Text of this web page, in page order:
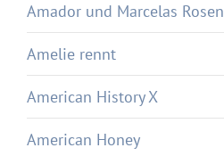
Amador und Marcelas Rosen
Amelie rennt
American History X
American Honey